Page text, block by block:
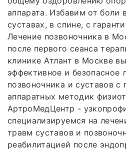
аппарата. Избавим от боли
суставах, в спине, с
Лечение позвоночника в
после первого сеанса
клинике Атлант в Москве
эффективное и безопасное
позвоночника и суставов
аппаратных методик
АртроМедЦентр -
специализируемся на
травм суставов и
реабилитацией после